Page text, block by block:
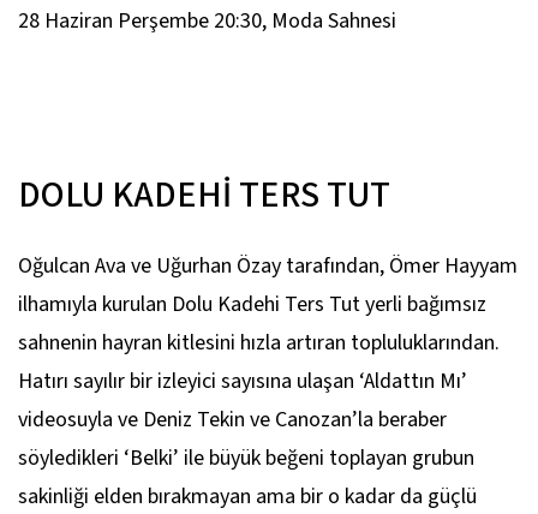
28 Haziran Perşembe 20:30, Moda Sahnesi
DOLU KADEHİ TERS TUT
Oğulcan Ava ve Uğurhan Özay tarafından, Ömer Hayyam
ilhamıyla kurulan Dolu Kadehi Ters Tut yerli bağımsız
sahnenin hayran kitlesini hızla artıran topluluklarından.
Hatırı sayılır bir izleyici sayısına ulaşan ‘Aldattın Mı’
videosuyla ve Deniz Tekin ve Canozan’la beraber
söyledikleri ‘Belki’ ile büyük beğeni toplayan grubun
sakinliği elden bırakmayan ama bir o kadar da güçlü